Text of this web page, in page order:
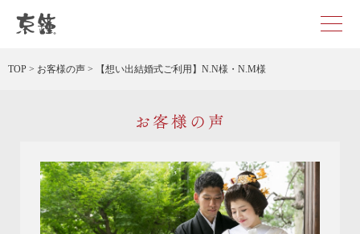
TOP > お客様の声 > 【想い出結婚式ご利用】N.N様・N.M様